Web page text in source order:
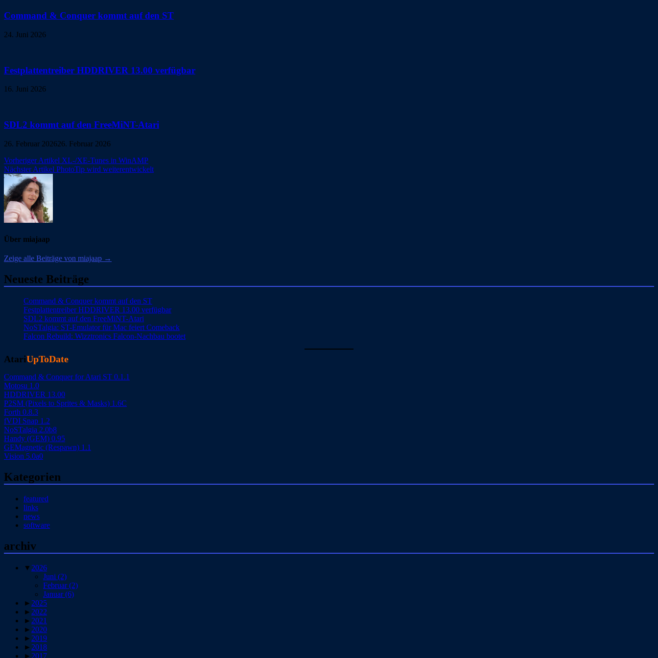
Command & Conquer kommt auf den ST
24. Juni 2026
Festplattentreiber HDDRIVER 13.00 verfügbar
16. Juni 2026
SDL2 kommt auf den FreeMiNT-Atari
26. Februar 202626. Februar 2026
Beitragsnavigation
Vorheriger Artikel XL-/XE-Tunes in WinAMP
Nächster Artikel PhotoTip wird weiterentwickelt
Über miajaap
Zeige alle Beiträge von miajaap →
Neueste Beiträge
Command & Conquer kommt auf den ST
Festplattentreiber HDDRIVER 13.00 verfügbar
SDL2 kommt auf den FreeMiNT-Atari
NoSTalgia: ST-Emulator für Mac feiert Comeback
Falcon Rebuild: Wizztronics Falcon-Nachbau bootet
AtariUpToDate
Command & Conquer for Atari ST 0.1.1
Motosu 1.0
HDDRIVER 13.00
P2SM (Pixels to Sprites & Masks) 1.6C
Forth 0.8.3
fVDI Snap 1.2
NoSTalgia 2.0b8
Handy (GEM) 0.95
GEMagnetic (Respawn) 1.1
Vision 5.0a0
Kategorien
featured
links
news
software
archiv
▼ 2026
Juni (2)
Februar(2)
Januar(6)
► 2025
► 2022
► 2021
► 2020
► 2019
► 2018
► 2017